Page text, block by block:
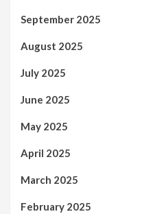
September 2025
August 2025
July 2025
June 2025
May 2025
April 2025
March 2025
February 2025